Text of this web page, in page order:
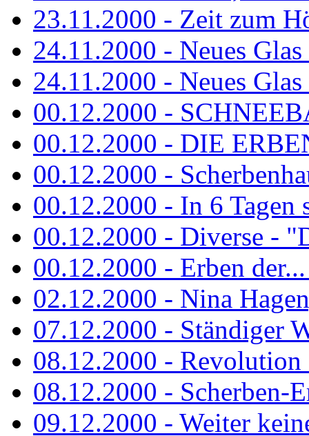
23.11.2000 - Zeit zum
24.11.2000 - Neues
24.11.2000 - Neues Glas
00.12.2000 -
00.12.2000 - DIE
00.12.2000 -
00.12.2000 - In 6 Tagen
00.12.2000 - Diverse -
00.12.2000 - Erben
02.12.2000 - Nina
07.12.2000 - Ständiger
08.12.2000 - Revolution
08.12.2000 - Scherben-
09.12.2000 - Weiter